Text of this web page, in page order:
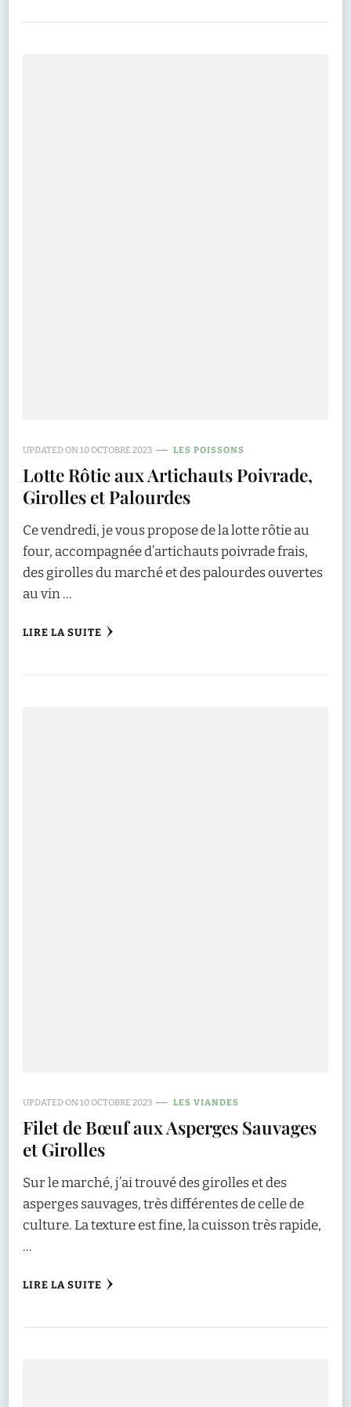
UPDATED ON10 OCTOBRE 2023 LES POISSONS
Lotte Rôtie aux Artichauts Poivrade,
Girolles et Palourdes
Ce vendredi, je vous propose de la lotte rôtie au
four, accompagnée d’artichauts poivrade frais,
des girolles du marché et des palourdes ouvertes
au vin …
LIRE LA SUITE
UPDATED ON10 OCTOBRE 2023 LES VIANDES
Filet de Bœuf aux Asperges Sauvages
et Girolles
Sur le marché, j’ai trouvé des girolles et des
asperges sauvages, très différentes de celle de
culture. La texture est fine, la cuisson très rapide,
…
LIRE LA SUITE